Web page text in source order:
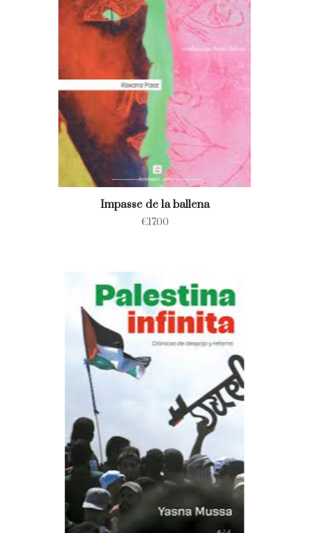
Impasse de la ballena
€17.00